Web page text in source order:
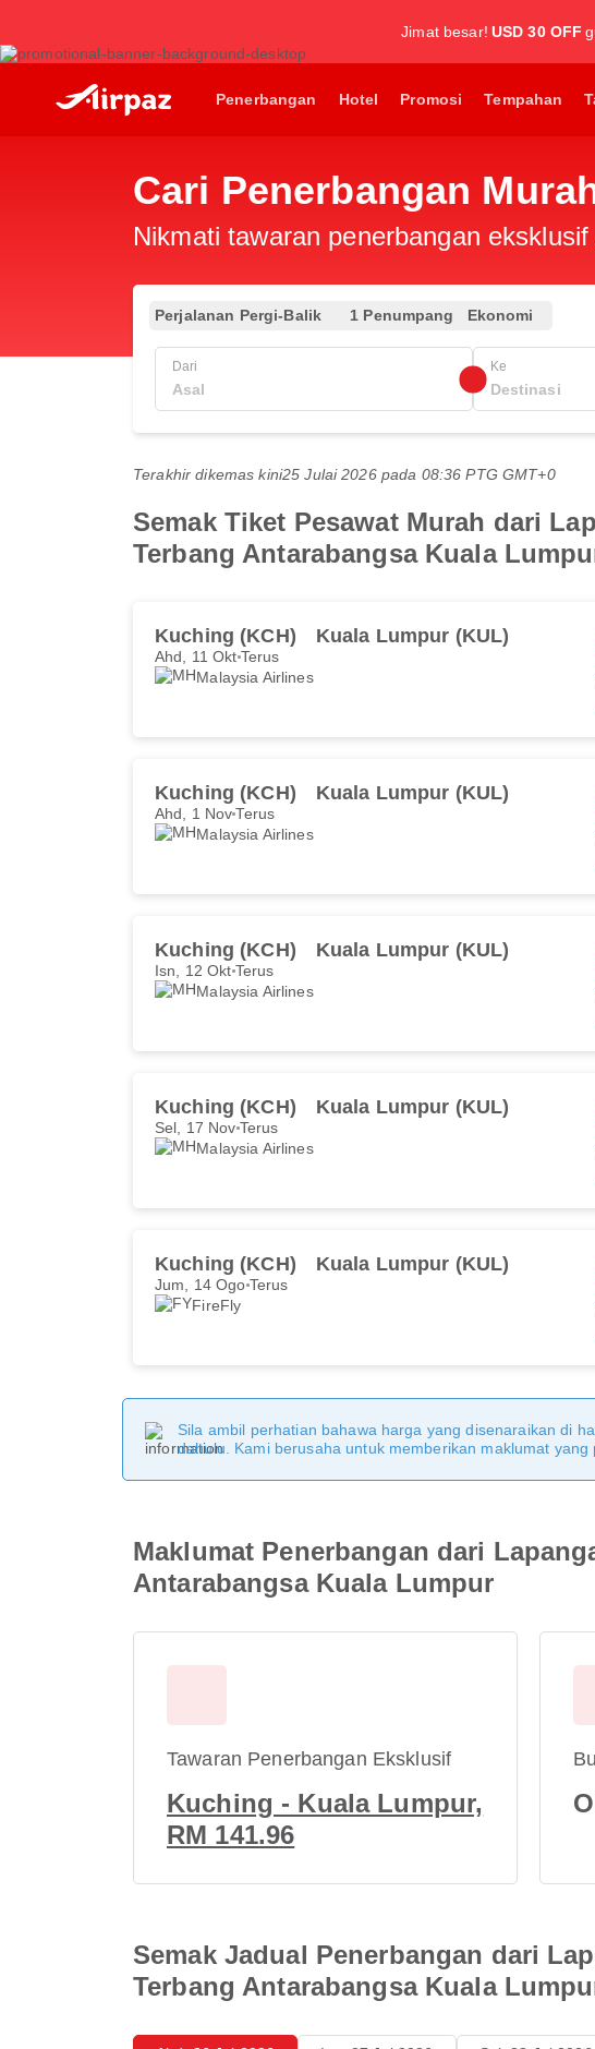
Jimat besar! USD 30 OFF
Penerbangan Hotel Promosi Tempahan
Cari Penerbangan
Nikmati tawaran penerbangan
Perjalanan Pergi-Balik 1 Penumpang Ekonomi
Dari Ke
Terakhir dikemas kini25 Julai 2026 pada 08:36 PTG GMT+0
Semak Tiket Pesawat Murah dari
Terbang Antarabangsa Kuala
Kuching (KCH) Kuala Lumpur (KUL)
Ahd, 11 Okt Terus
Malaysia Airlines
Kuching (KCH) Kuala Lumpur (KUL)
Ahd, 1 NovTerus
Malaysia Airlines
Kuching (KCH) Kuala Lumpur (KUL)
Isn, 12 Okt Terus
Malaysia Airlines
Kuching (KCH) Kuala Lumpur (KUL)
Sel, 17 Nov Terus
Malaysia Airlines
Kuching (KCH) Kuala Lumpur (KUL)
Jum, 14 Ogo Terus
FireFly
Sila ambil perhatian bahawa harga yang disenaraikan di
dahulu. Kami berusaha untuk memberikan maklumat yang
Maklumat Penerbangan dari
Antarabangsa Kuala Lumpur
Tawaran Penerbangan Eksklusif
Kuching - Kuala Lumpur,
RM 141.96
Semak Jadual Penerbangan dari
Terbang Antarabangsa Kuala